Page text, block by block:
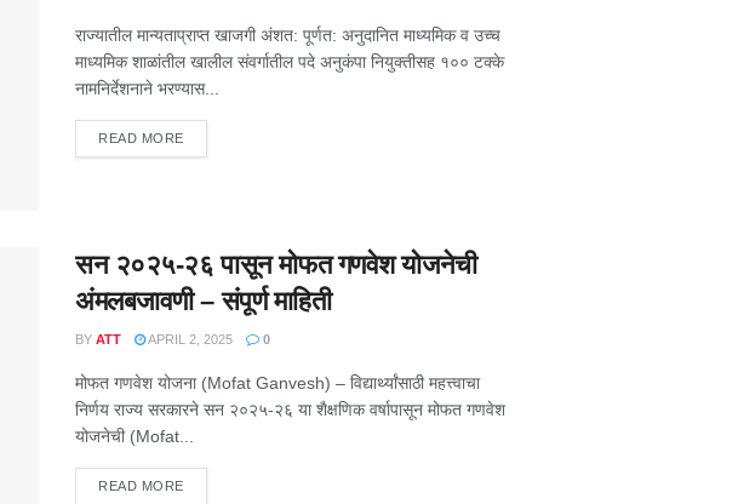
राज्यातील मान्यताप्राप्त खाजगी अंशत: पूर्णत: अनुदानित माध्यमिक व उच्च
माध्यमिक शाळांतील खालील संवर्गातील पदे अनुकंपा नियुक्तीसह १०० टक्के
नामनिर्देशनाने भरण्यास...
READ MOREDETAILS
सन २०२५-२६ पासून मोफत गणवेश योजनेची
अंमलबजावणी – संपूर्ण माहिती
BY ATT APRIL 2, 2025 0
मोफत गणवेश योजना (Mofat Ganvesh) – विद्यार्थ्यांसाठी महत्त्वाचा
निर्णय राज्य सरकारने सन २०२५-२६ या शैक्षणिक वर्षापासून मोफत गणवेश
योजनेची (Mofat...
READ MOREDETAILS